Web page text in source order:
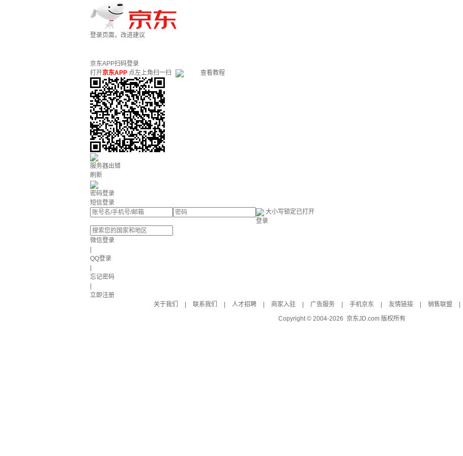
登录页面，改进建议
京东APP扫码登录
打开京东APP 点左上角扫一扫 查看教程
服务器出错
刷新
密码登录
短信登录
大小写锁定已打开
登录
微信登录
QQ登录
忘记密码
立即注册
关于我们
联系我们 人才招聘 商家入驻 广告服务 手机京东 友情链接 销售联盟
Copyright © 2004-2026 京东JD.com 版权所有